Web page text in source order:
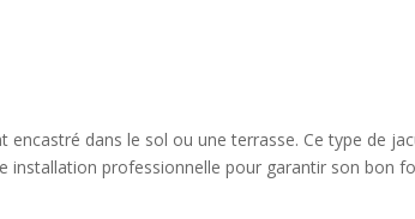
dans le sol ou une terrasse. Ce type de
installation professionnelle pour garantir son bon